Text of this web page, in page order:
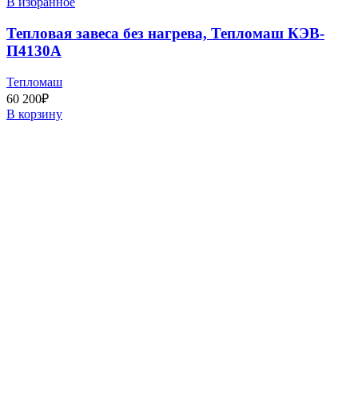
Тепловая завеса без нагрева, Тепломаш КЭВ-
П4130А
Тепломаш
60 200₽
В корзину